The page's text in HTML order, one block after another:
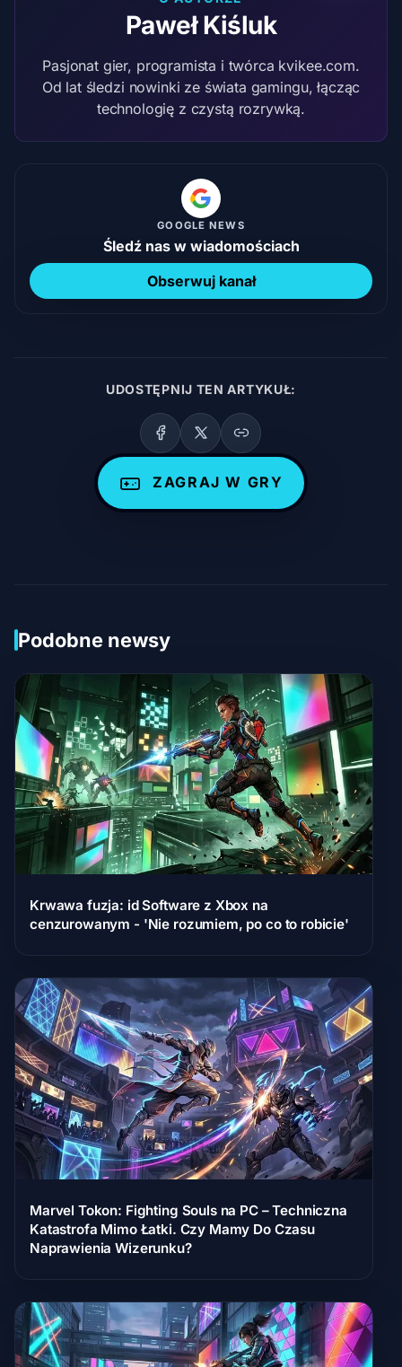
Paweł Kiśluk
Pasjonat gier, programista i twórca kvikee.com.
Od lat śledzi nowinki ze świata gamingu, łącząc
technologię z czystą rozrywką.
GOOGLE NEWS
Śledź nas w wiadomościach
Obserwuj kanał
UDOSTĘPNIJ TEN ARTYKUŁ:
ZAGRAJ W GRY
Podobne newsy
Krwawa fuzja: id Software z Xbox na
cenzurowanym - 'Nie rozumiem, po co to robicie'
Marvel Tokon: Fighting Souls na PC – Techniczna
Katastrofa Mimo Łatki. Czy Mamy Do Czasu
Naprawienia Wizerunku?